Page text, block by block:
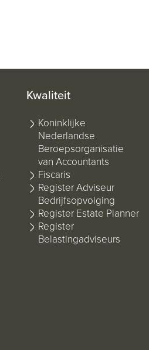
Kwaliteit
Koninklijke
Nederlandse
Beroepsorganisatie
van Accountants
Fiscaris
Register Adviseur
Bedrijfsopvolging
Register Estate Planner
Register
Belastingadviseurs